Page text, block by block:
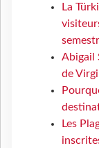
La
Abigail
de
Les